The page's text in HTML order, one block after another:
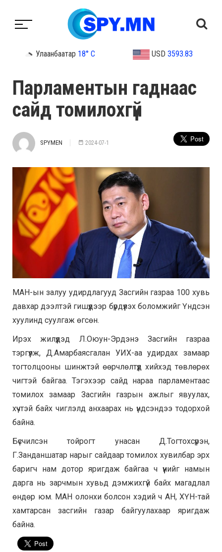
Улаанбаатар 18° C USD 3593.83
Парламентын гаднаас
сайд томилохгүй
SPYMEN 2024-07-1
МАН-ын залуу удирдлагууд Засгийн газраа 100 хувь
давхар дээлтэй гишүүдээр бүрдүүлэх боломжийг Үндсэн
хуулинд суулгаж өгсөн.
Ирэх жилүүдэд Л.Оюун-Эрдэнэ Засгийн газраа
тэргүүлж, Д.Амарбаясгалан УИХ-аа удирдах замаар
тогтолцооны шинжтэй өөрчлөлтүүд хийхэд төвлөрөх
чигтэй байгаа. Тэгэхээр сайд нараа парламентаас
томилох замаар Засгийн газрын ажлыг явуулах,
хүчтэй байх чиглэлд анхаарах нь үндсэндээ тодорхой
байна.
Бүсчилсэн тойрогт унасан Д.Тогтохсүрэн,
Г.Занданшатар нарыг сайдаар томилох хувилбар эрх
баригч нам дотор яригдаж байгаа ч үүнийг намын
дарга нь зарчмын хувьд дэмжихгүй байх магадлал
өндөр юм. МАН олонхи болсон хэдий ч АН, ХҮН-тай
хамтарсан засгийн газар байгуулахаар яригдаж
байна.